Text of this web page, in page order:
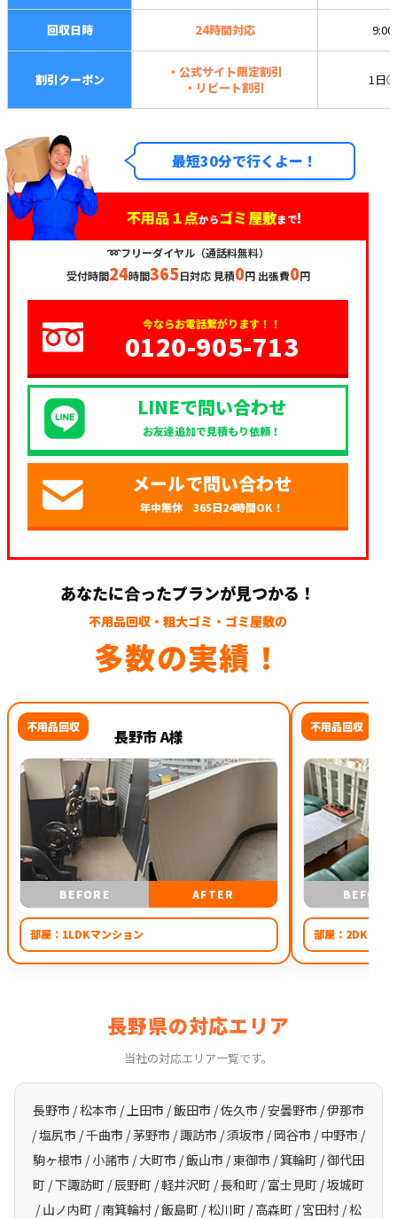
回収日時 24時間対応 9:00
割引クーポン
・公式サイト限定割引
・リピート割引
1日
最短30分で行くよー！
不用品１点からゴミ屋敷まで!
➿フリーダイヤル（通話料無料）
受付時間24時間365日対応 見積0円 出張費0円
今ならお電話繋がります！！
0120-905-713
LINEで問い合わせ
お友達追加で見積もり依頼！
メールで問い合わせ
年中無休 365日24時間OK！
あなたに合ったプランが見つかる！
不用品回収・粗大ゴミ・ゴミ屋敷の
多数の実績！
不用品回収 長野市 A様
BEFORE AFTER
部屋： 1LDKマンション
不用品回収
BEFORE
部屋： 2DK
長野県の対応エリア
当社の対応エリア一覧です。
長野市 / 松本市 / 上田市 / 飯田市 / 佐久市 / 安曇野市 / 伊那市
/ 塩尻市 / 千曲市 / 茅野市 / 諏訪市 / 須坂市 / 岡谷市 / 中野市 /
駒ヶ根市 / 小諸市 / 大町市 / 飯山市 / 東御市 / 箕輪町 / 御代田
町 / 下諏訪町 / 辰野町 / 軽井沢町 / 長和町 / 富士見町 / 坂城町
/ 山ノ内町 / 南箕輪村 / 飯島町 / 松川町 / 高森町 / 宮田村 / 松